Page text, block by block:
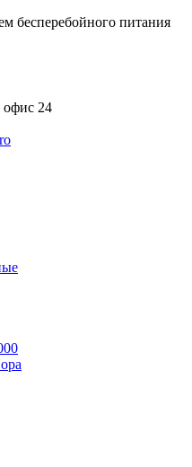
бесперебойного питания
офис 24